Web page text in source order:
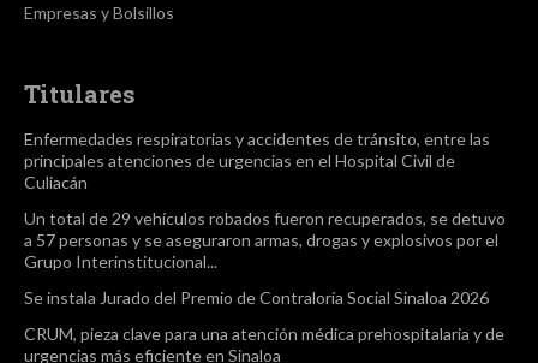
Empresas y Bolsillos
Titulares
Enfermedades respiratorias y accidentes de tránsito, entre las
principales atenciones de urgencias en el Hospital Civil de
Culiacán
Un total de 29 vehículos robados fueron recuperados, se detuvo
a 57 personas y se aseguraron armas, drogas y explosivos por el
Grupo Interinstitucional...
Se instala Jurado del Premio de Contraloría Social Sinaloa 2026
CRUM, pieza clave para una atención médica prehospitalaria y de
urgencias más eficiente en Sinaloa